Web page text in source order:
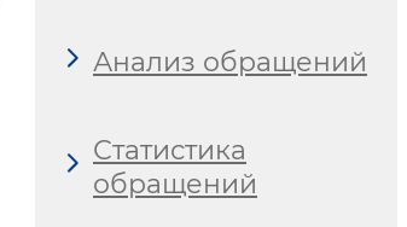
Анализ обращений
Статистика
обращений